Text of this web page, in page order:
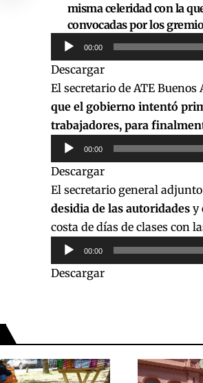
misma celeridad con la
convocadas por los
Reproductor
de
audio
00:00
Descargar
El secretario de ATE Buenos
que el gobierno intentó
trabajadores, para
Reproductor
de
audio
00:00
Descargar
El secretario general
desidia de las autoridadesy
costa de días de clases con
Reproductor
de
audio
00:00
Descargar